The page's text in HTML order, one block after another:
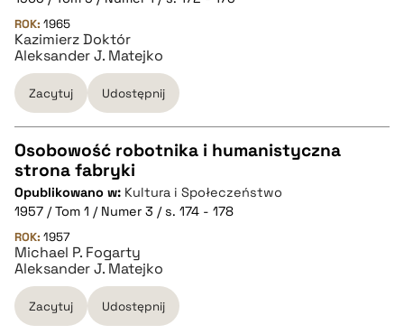
pobierz cytat
BIBTEX
pobierz cytat
ROK: 1965
Kazimierz Doktór
Aleksander J. Matejko
Zacytuj Udostępnij
CZYSTY TEKST
pobierz cytat
BIBTEX
Osobowość robotnika i humanistyczna
strona fabryki
Opublikowano w: Kultura i Społeczeństwo
1957 / Tom 1 / Numer 3 / s. 174 - 178
ROK: 1957
Michael P. Fogarty
Aleksander J. Matejko
Zacytuj Udostępnij